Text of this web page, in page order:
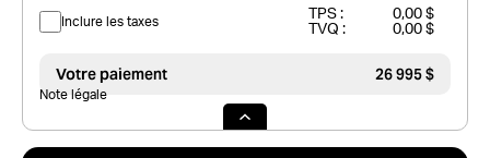
Inclure les taxes TPS :
0,00 $
TVQ :
0,00 $
Votre paiement 26 995 $
Note légale